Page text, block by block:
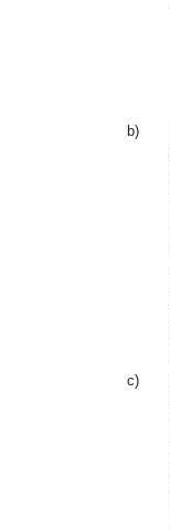
b)
c)